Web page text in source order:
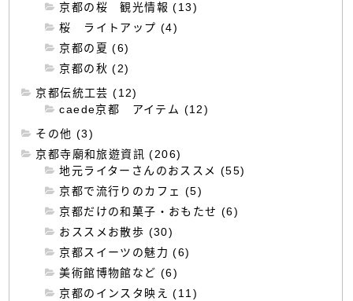
京都の桜 観光情報 (13)
桜 ライトアップ (4)
京都の夏 (6)
京都の秋 (2)
京都伝統工芸 (12)
caede京都 アイテム (12)
その他 (3)
京都寺廟和旅遊資訊 (206)
地元ライターさんのおススメ (55)
京都で流行りのカフェ (5)
京都だけの和菓子・おもたせ (6)
おススメお散歩 (30)
京都スイーツの魅力 (6)
美術館博物館など (6)
京都のインスタ映え (11)